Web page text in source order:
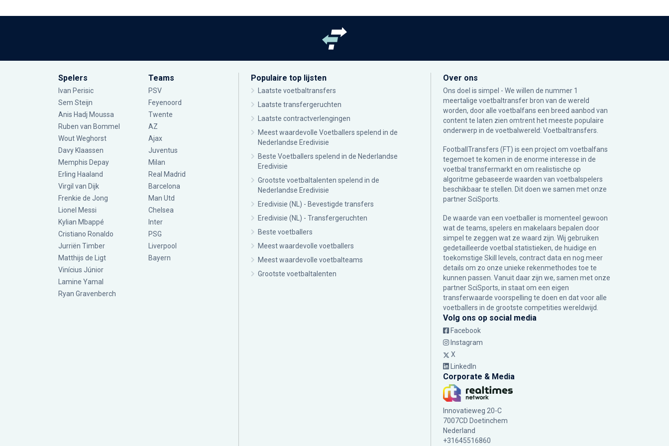
Spelers
Ivan Perisic
Sem Steijn
Anis Hadj Moussa
Ruben van Bommel
Wout Weghorst
Davy Klaassen
Memphis Depay
Erling Haaland
Virgil van Dijk
Frenkie de Jong
Lionel Messi
Kylian Mbappé
Cristiano Ronaldo
Jurriën Timber
Matthijs de Ligt
Vinícius Júnior
Lamine Yamal
Ryan Gravenberch
Teams
PSV
Feyenoord
Twente
AZ
Ajax
Juventus
Milan
Real Madrid
Barcelona
Man Utd
Chelsea
Inter
PSG
Liverpool
Bayern
Populaire top lijsten
Laatste voetbaltransfers
Laatste transfergeruchten
Laatste contractverlengingen
Meest waardevolle Voetballers spelend in de
Nederlandse Eredivisie
Beste Voetballers spelend in de Nederlandse
Eredivisie
Grootste voetbaltalenten spelend in de
Nederlandse Eredivisie
Eredivisie (NL) - Bevestigde transfers
Eredivisie (NL) - Transfergeruchten
Beste voetballers
Meest waardevolle voetballers
Meest waardevolle voetbalteams
Grootste voetbaltalenten
Over ons
Ons doel is simpel - We willen de nummer 1
meertalige voetbaltransfer bron van de wereld
worden, door alle voetbalfans een breed aanbod van
content te laten zien omtrent het meeste populaire
onderwerp in de voetbalwereld: Voetbaltransfers.
FootballTransfers (FT) is een project om voetbalfans
tegemoet te komen in de enorme interesse in de
voetbal transfermarkt en om realistische op
algoritme gebaseerde waarden van voetbalspelers
beschikbaar te stellen. Dit doen we samen met onze
partnerSciSports
De waarde van een voetballer is momenteel gewoon
wat de teams, spelers en makelaars bepalen door
simpel te zeggen wat ze waard zijn. Wij gebruiken
gedetailleerde voetbal statistieken, de huidige en
toekomstige Skill levels, contract data en nog meer
details om zo onze unieke rekenmethodes toe te
kunnen passen. Vanuit daar zijn we, samen met onze
partner SciSports, in staat om een eigen
transferwaarde voorspelling te doen en dat voor alle
voetballers in de grootste competities wereldwijd.
Volg ons op social media
Facebook
Instagram
X
LinkedIn
Corporate & Media
Innovatieweg 20-C
7007CD Doetinchem
Nederland
+31645516860